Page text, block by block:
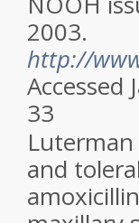
2003.
http://
Accessed
33
and